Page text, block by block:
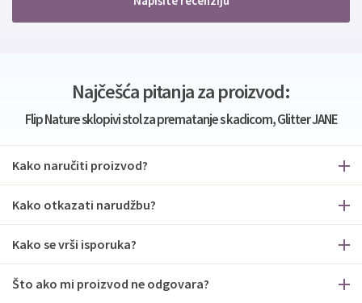
Najčešća pitanja za proizvod:
Flip Nature sklopivi stol za prematanje s kadicom, Glitter JANE
Kako naručiti proizvod?
Kako otkazati narudžbu?
Kako se vrši isporuka?
Što ako mi proizvod ne odgovara?